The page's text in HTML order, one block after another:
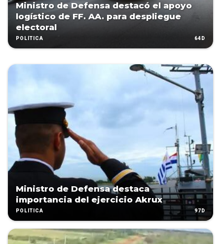
Ministro de Defensa destacó el apoyo
logístico de FF. AA. para despliegue
electoral
POLÍTICA 64D
Ministro de Defensa destaca
importancia del ejercicio Akrux
POLÍTICA 97D